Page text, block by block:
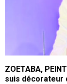
ZOETABA,
suis décorateur